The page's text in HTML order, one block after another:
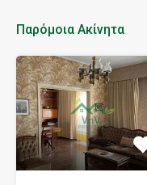
Παρόμοια Ακίνητα